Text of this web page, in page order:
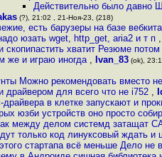
Действительно было давно
(?), 21:02 , 21-Ноя-23, (218)
есть барузеры на базе вебкита
юзать wget, http_get, aria2 и т п ,
хватит Резюме потом
же и играю иногда , Ivan_83 (ok),
Можно рекомендовать вместо
драйвером для всего что не i752 ,
в клетке запускают и
юзби устройств оно просто
между делом системд затащат
только код линуксовый ждать
стартапа всё меньше Дело не